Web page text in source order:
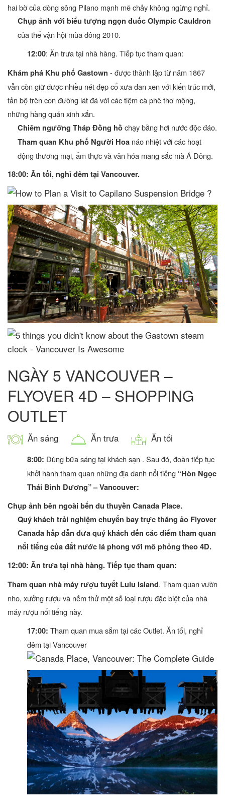
hai bờ của dòng sông Pilano mạnh mẽ chảy không ngừng nghỉ.
Chụp ảnh với biểu tượng ngọn đuốc Olympic Cauldron
của thế vận hội mùa đông 2010.
12:00: Ăn trưa tại nhà hàng. Tiếp tục tham quan:
Khám phá Khu phố Gastown - được thành lập từ năm 1867
vẫn còn giữ được nhiều nét đẹp cổ xưa đan xen với kiến trúc mới,
tản bộ trên con đường lát đá với các tiệm cà phê thơ mộng,
những hàng quán xinh xắn.
Chiêm ngưỡng Tháp Đồng hồchạy bằng hơi nước độc đáo.
Tham quan Khu phố Người Hoa náo nhiệt với các hoạt
động thương mại, ẩm thực và văn hóa mang sắc mà Á Đông.
18:00: Ăn tối, nghỉ đêm tại Vancouver.
NGÀY 5 VANCOUVER –
FLYOVER 4D – SHOPPING
OUTLET
Ăn sáng Ăn trưa Ăn tối
8:00: Dùng bữa sáng tại khách sạn . Sau đó, đoàn tiếp tục
khởi hành tham quan những địa danh nổi tiếng “Hòn Ngọc
Thái Bình Dương” – Vancouver:
Chụp ảnh bên ngoài bến du thuyền Canada Place.
Quý khách trải nghiệm chuyến bay trực thăng ảo Flyover
Canada hấp dẫn đưa quý khách đến các điểm tham quan
nổi tiếng của đất nước lá phong với mô phỏng theo 4D.
12:00: Ăn trưa tại nhà hàng. Tiếp tục tham quan:
Tham quan nhà máy rượu tuyết Lulu Island. Tham quan vườn
nho, xưởng rượu và nếm thử một số loại rượu đặc biệt của nhà
máy rượu nổi tiếng này.
17:00: Tham quan mua sắm tại các Outlet. Ăn tối, nghỉ
đêm tại Vancouver